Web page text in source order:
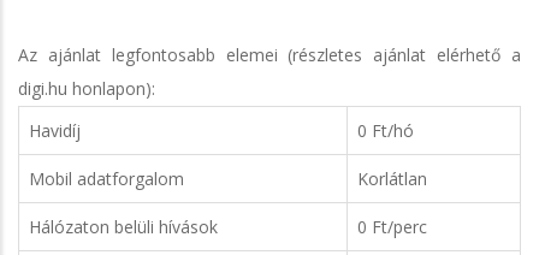
Az ajánlat legfontosabb elemei (részletes ajánlat elérhető a
digi.hu honlapon):
Havidíj
0 Ft/hó
Mobil adatforgalom Korlátlan
Hálózaton belüli hívások 0 Ft/perc